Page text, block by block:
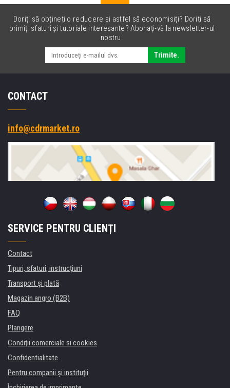
Doriți să obțineți o reducere și astfel să economisiți? Doriți să
primiți sfaturi și tutoriale interesante? Abonați-vă la newsletter-ul
nostru.
Trimite.
CONTACT
info@cdrmarket.ro
SERVICE PENTRU CLIENȚI
Contact
Tipuri, sfaturi, instrucțiuni
Transport şi plată
Magazin angro (B2B)
FAQ
Plangere
Condiţii comerciale si cookies
Confidentialitate
Pentru companii și instituţii